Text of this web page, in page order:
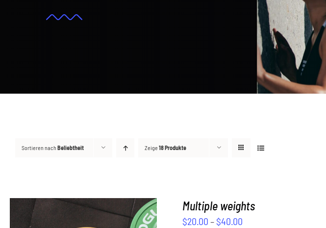
Sortieren nach Beliebtheit Zeige 18 Produkte
Multiple weights
$20.00 – $40.00